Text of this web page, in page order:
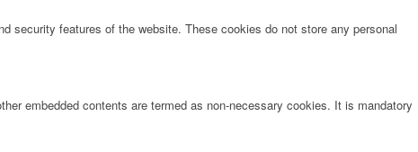
security features of the website. These cookies do not store any personal
embedded contents are termed as non-necessary cookies. It is mandatory